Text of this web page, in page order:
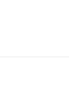
с 26 сентября
Примерно
в…
на Euro